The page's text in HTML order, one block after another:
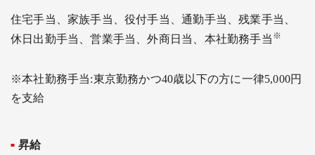
住宅手当、家族手当、役付手当、通勤手当、残業手当、
休日出勤手当、営業手当、外商日当、本社勤務手当 ※
※本社勤務手当:東京勤務かつ40歳以下の方に一律5,000円
を支給
昇給